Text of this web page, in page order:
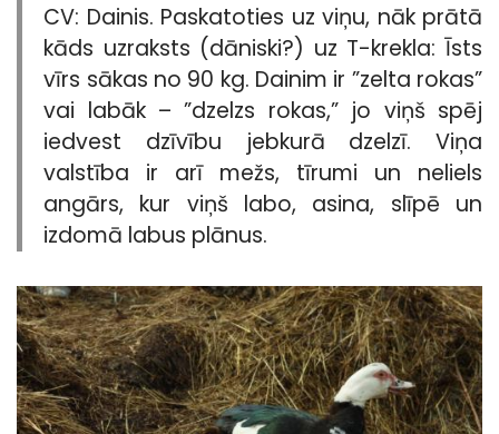
CV: Dainis. Paskatoties uz viņu, nāk prātā
kāds uzraksts (dāniski?) uz T-krekla: Īsts
vīrs sākas no 90 kg. Dainim ir ”zelta rokas”
vai labāk – ”dzelzs rokas,” jo viņš spēj
iedvest dzīvību jebkurā dzelzī. Viņa
valstība ir arī mežs, tīrumi un neliels
angārs, kur viņš labo, asina, slīpē un
izdomā labus plānus.